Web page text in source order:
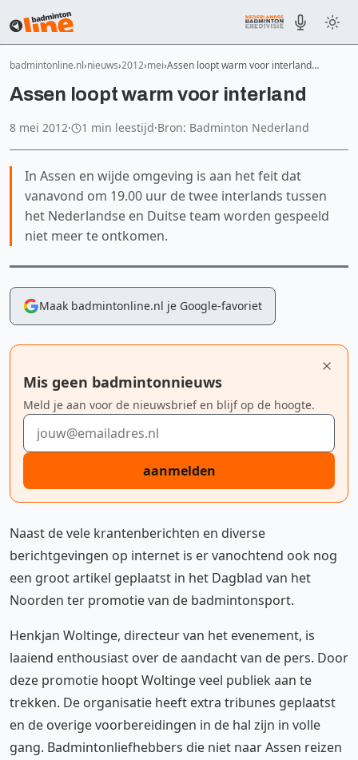
badmintonline.nl nieuws 2012 mei Assen loopt warm voor interland…
Assen loopt warm voor interland
8 mei 2012· 1 min leestijd·Bron: Badminton Nederland
In Assen en wijde omgeving is aan het feit dat
vanavond om 19.00 uur de twee interlands tussen
het Nederlandse en Duitse team worden gespeeld
niet meer te ontkomen.
Maak badmintonline.nl je Google-favoriet
Mis geen badmintonnieuws
Meld je aan voor de nieuwsbrief en blijf op de hoogte.
E-mailadres
aanmelden
Naast de vele krantenberichten en diverse
berichtgevingen op internet is er vanochtend ook nog
een groot artikel geplaatst in het Dagblad van het
Noorden ter promotie van de badmintonsport.
Henkjan Woltinge, directeur van het evenement, is
laaiend enthousiast over de aandacht van de pers. Door
deze promotie hoopt Woltinge veel publiek aan te
trekken. De organisatie heeft extra tribunes geplaatst
en de overige voorbereidingen in de hal zijn in volle
gang. Badmintonliefhebbers die niet naar Assen reizen